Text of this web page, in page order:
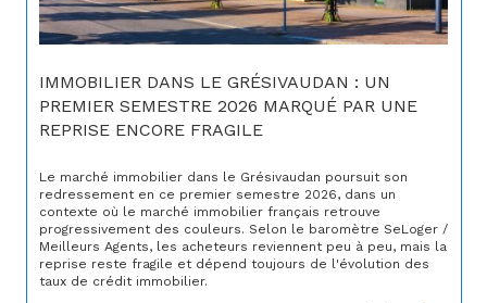
IMMOBILIER DANS LE GRÉSIVAUDAN : UN
PREMIER SEMESTRE 2026 MARQUÉ PAR UNE
REPRISE ENCORE FRAGILE
Le marché immobilier dans le Grésivaudan poursuit son
redressement en ce premier semestre 2026, dans un
contexte où le marché immobilier français retrouve
progressivement des couleurs. Selon le baromètre SeLoger /
Meilleurs Agents, les acheteurs reviennent peu à peu, mais la
reprise reste fragile et dépend toujours de l'évolution des
taux de crédit immobilier.